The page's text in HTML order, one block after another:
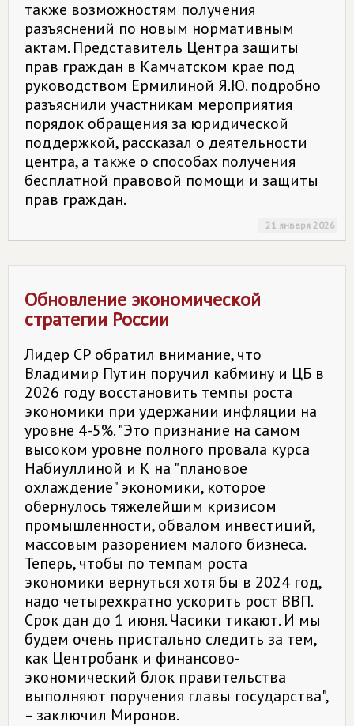
также возможностям получения
разъяснений по новым нормативным
актам. Представитель Центра защиты
прав граждан в Камчатском крае под
руководством Ермилиной Я.Ю. подробно
разъяснили участникам мероприятия
порядок обращения за юридической
поддержкой, рассказал о деятельности
центра, а также о способах получения
бесплатной правовой помощи и защиты
прав граждан.
21 января 2026
Обновление экономической
стратегии России
Лидер СР обратил внимание, что
Владимир Путин поручил кабмину и ЦБ в
2026 году восстановить темпы роста
экономики при удержании инфляции на
уровне 4-5%. "Это признание на самом
высоком уровне полного провала курса
Набиуллиной и К на "плановое
охлаждение" экономики, которое
обернулось тяжелейшим кризисом
промышленности, обвалом инвестиций,
массовым разорением малого бизнеса.
Теперь, чтобы по темпам роста
экономики вернуться хотя бы в 2024 год,
надо четырехкратно ускорить рост ВВП.
Срок дан до 1 июня. Часики тикают. И мы
будем очень пристально следить за тем,
как Центробанк и финансово-
экономический блок правительства
выполняют поручения главы государства",
– заключил Миронов.